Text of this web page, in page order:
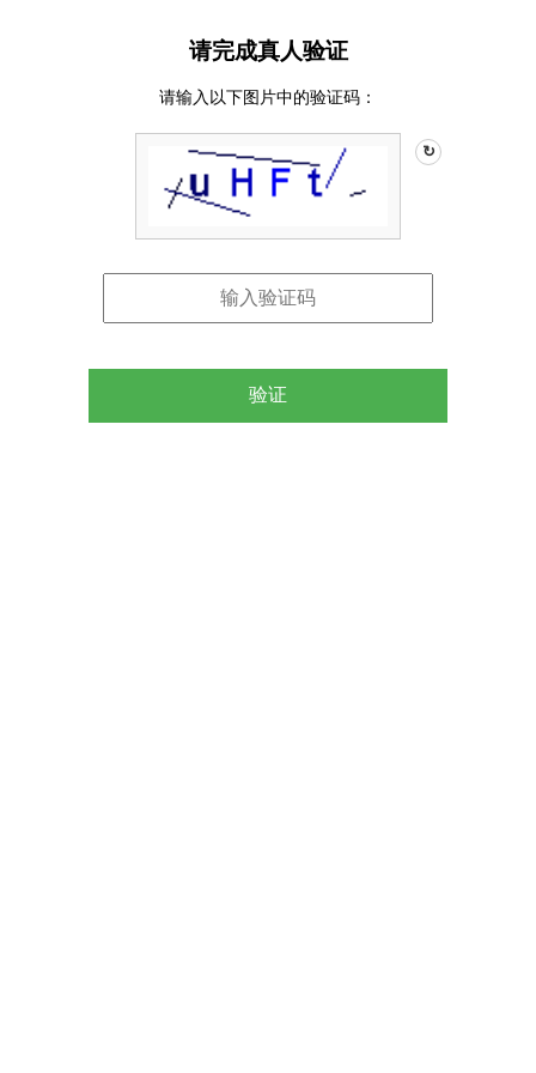
请完成真人验证
请输入以下图片中的验证码：
↻
验证